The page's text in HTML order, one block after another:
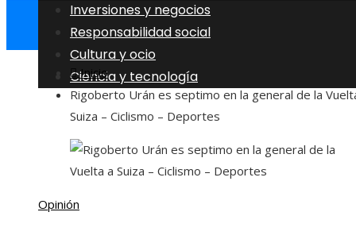
Inversiones y negocios
Responsabilidad social
Cultura y ocio
Ciencia y tecnología
Inicio
Rigoberto Urán es septimo en la general de la
Suiza – Ciclismo – Deportes
Opinión